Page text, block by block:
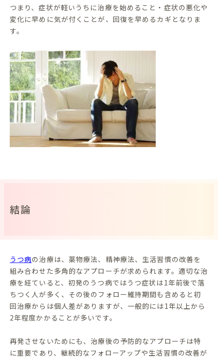
つまり、症状が軽いうちに治療を始めること・症状の悪化や
変化に早めに気が付くことが、回復を早めるカギとなりま
す。
結論
うつ病の治療は、薬物療法、精神療法、生活習慣の改善を
組み合わせた多角的なアプローチが求められます。適切な治
療を経ていると、初発のうつ病ではうつ症状は1年前後で落
ちつく人が多く、その後のフォロー維持期間も含めると初
回治療からは個人差がありますが、一般的には1年以上から
2年程度かかることが多いです。
再発させないためにも、治療後の予防的なアプローチは特
に重要であり、継続的なフォローアップや生活習慣の改善が